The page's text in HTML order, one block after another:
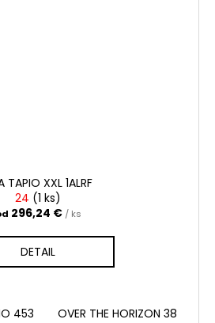
TAPIO XXL 1ALRF
24 (1 ks)
296,24 € / ks
DETAIL
453 OVER THE HORIZON 38